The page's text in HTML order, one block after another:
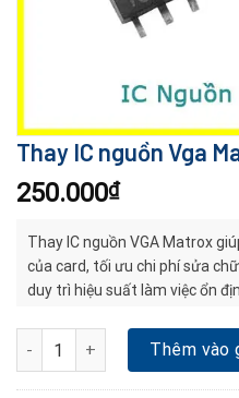
Thay IC nguồn Vga
250.000₫
Thay IC nguồn VGA Matrox
của card, tối ưu chi phí sửa
duy trì hiệu suất làm việc ổn
Thay IC nguồn Vga Matrox số
Thêm vào